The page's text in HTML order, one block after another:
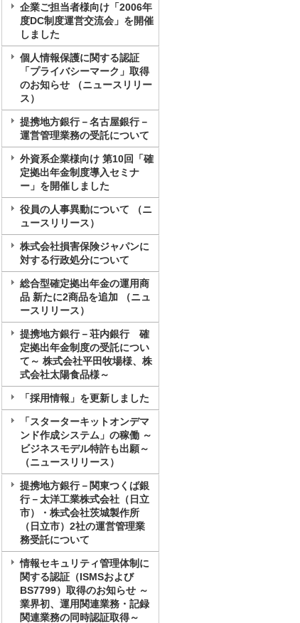
企業ご担当者様向け「2006年
度DC制度運営交流会」を開催
しました
個人情報保護に関する認証
「プライバシーマーク」取得
のお知らせ （ニュースリリー
ス）
提携地方銀行－名古屋銀行－
運営管理業務の受託について
外資系企業様向け 第10回「確
定拠出年金制度導入セミナ
ー」を開催しました
役員の人事異動について （ニ
ュースリリース）
株式会社損害保険ジャパンに
対する行政処分について
総合型確定拠出年金の運用商
品 新たに2商品を追加 （ニュ
ースリリース）
提携地方銀行－荘内銀行 確
定拠出年金制度の受託につい
て～ 株式会社平田牧場様、株
式会社太陽食品様～
「採用情報」を更新しました
「スターターキットオンデマ
ンド作成システム」の稼働 ～
ビジネスモデル特許も出願～
（ニュースリリース）
提携地方銀行－関東つくば銀
行－太洋工業株式会社（日立
市）・株式会社茨城製作所
（日立市）2社の運営管理業
務受託について
情報セキュリティ管理体制に
関する認証（ISMSおよび
BS7799）取得のお知らせ ～
業界初、運用関連業務・記録
関連業務の同時認証取得～